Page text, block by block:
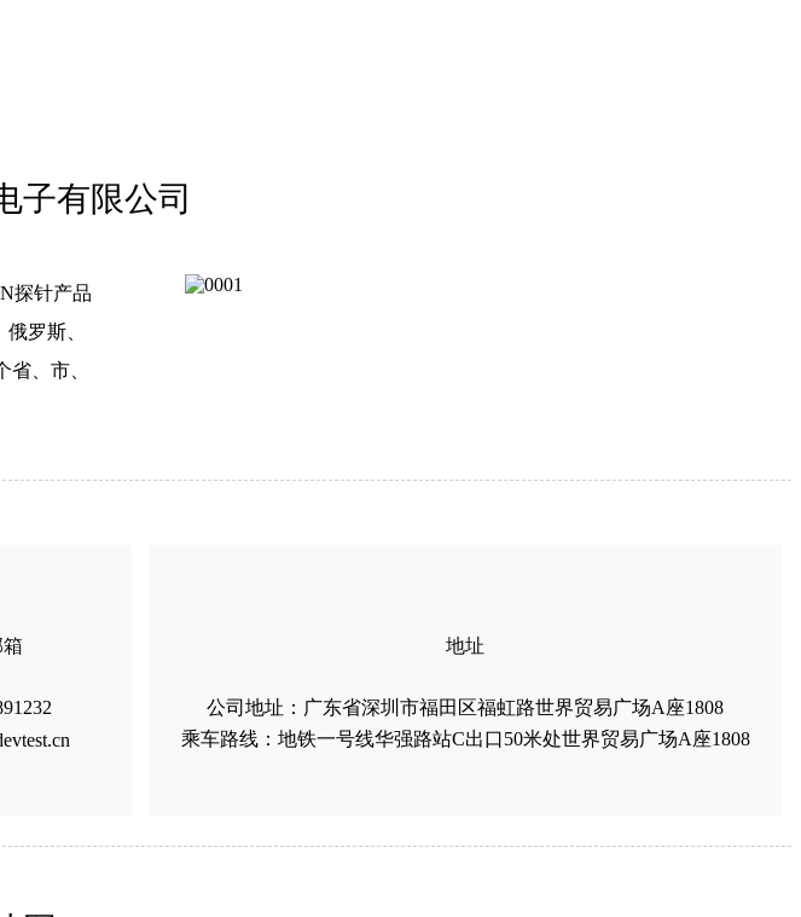
子有限公司
探针产品
罗斯、
、市、
地址
公司地址：广东省深圳市福田区福虹路世界贸易广场A座1808
乘车路线：地铁一号线华强路站C出口50米处世界贸易广场A座1808